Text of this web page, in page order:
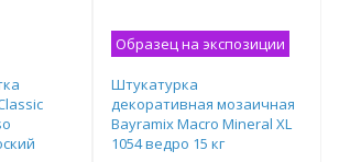
Образец на экспозиции
Штукатурка
декоративная мозаичная
Bayramix Macro Mineral XL
1054 ведро 15 кг